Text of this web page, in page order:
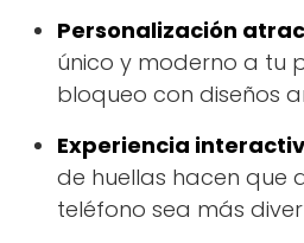
Personalización
único y moderno a tu
bloqueo con diseños
Experiencia
de huellas hacen que
teléfono sea más